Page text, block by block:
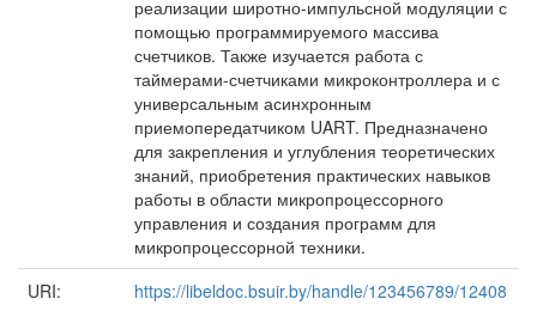
реализации широтно-импульсной модуляции с
помощью программируемого массива
счетчиков. Также изучается работа с
таймерами-счетчиками микроконтроллера и с
универсальным асинхронным
приемопередатчиком UART. Предназначено
для закрепления и углубления теоретических
знаний, приобретения практических навыков
работы в области микропроцессорного
управления и создания программ для
микропроцессорной техники.
URI:
https://libeldoc.bsuir.by/handle/123456789/12408